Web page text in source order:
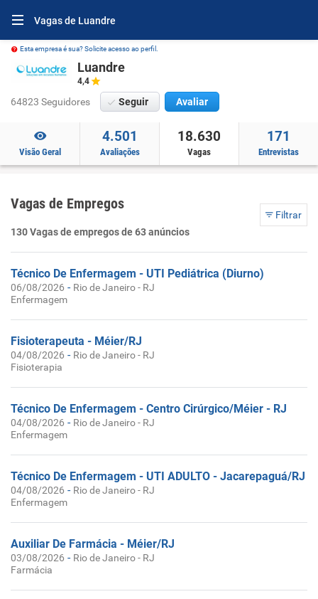
Vagas de Luandre
Esta empresa é sua? Solicite acesso ao perfil.
Luandre
4,4
64823 Seguidores Seguir Avaliar
Visão Geral
4.501
Avaliações
18.630
Vagas
171
Entrevistas
Vagas de Empregos
Filtrar
130 Vagas de empregos de 63 anúncios
Técnico De Enfermagem - UTI Pediátrica (Diurno)
06/08/2026 - Rio de Janeiro - RJ
Enfermagem
Fisioterapeuta - Méier/RJ
04/08/2026 - Rio de Janeiro - RJ
Fisioterapia
Técnico De Enfermagem - Centro Cirúrgico/Méier - RJ
04/08/2026 - Rio de Janeiro - RJ
Enfermagem
Técnico De Enfermagem - UTI ADULTO - Jacarepaguá/RJ
04/08/2026 - Rio de Janeiro - RJ
Enfermagem
Auxiliar De Farmácia - Méier/RJ
03/08/2026 - Rio de Janeiro - RJ
Farmácia